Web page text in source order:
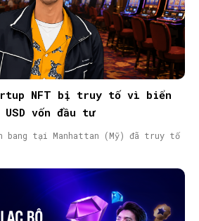
NFT bị truy tố vì biển
vốn đầu tư
bang tại Manhattan (Mỹ) đã truy tố